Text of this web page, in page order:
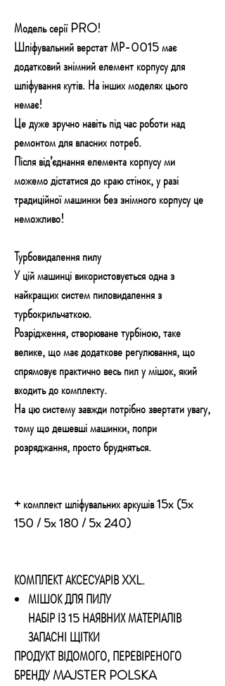
Модель серії PRO!
Шліфувальний верстат МР-0015 має
додатковий знімний елемент корпусу для
шліфування кутів. На інших моделях цього
немає!
Це дуже зручно навіть під час роботи над
ремонтом для власних потреб.
Після від’єднання елемента корпусу ми
можемо дістатися до краю стінок, у разі
традиційної машинки без знімного корпусу це
неможливо!
Турбовидалення пилу
У цій машинці використовується одна з
найкращих систем пиловидалення з
турбокрильчаткою.
Розрідження, створюване турбіною, таке
велике, що має додаткове регулювання, що
спрямовує практично весь пил у мішок, який
входить до комплекту.
На цю систему завжди потрібно звертати увагу,
тому що дешевші машинки, попри
розряджання, просто брудняться.
+ комплект шліфувальних аркушів 15x (5x
150 / 5x 180 / 5x 240)
КОМПЛЕКТ АКСЕСУАРІВ XXL.
МІШОК ДЛЯ ПИЛУ
НАБІР ІЗ 15 НАЯВНИХ МАТЕРІАЛІВ
ЗАПАСНІ ЩІТКИ
ПРОДУКТ ВІДОМОГО, ПЕРЕВІРЕНОГО
БРЕНДУ MAJSTER POLSKA